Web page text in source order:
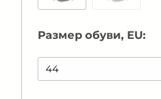
Размер обуви, EU: